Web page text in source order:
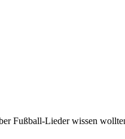
Fußball-Lieder wissen